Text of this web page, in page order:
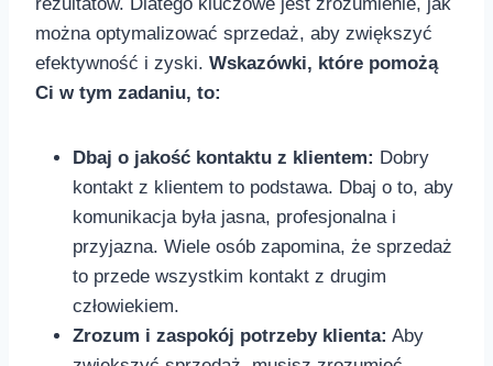
można optymalizować⁤ sprzedaż, ​aby zwiększyć
efektywność ‌i zyski. Wskazówki, które pomożą
Ci w ⁣tym zadaniu, to:
Dbaj o jakość‍ kontaktu z klientem: Dobry
kontakt z klientem to podstawa. Dbaj o to, aby
komunikacja była jasna, profesjonalna i
przyjazna. Wiele osób zapomina, że sprzedaż
to ⁤przede wszystkim kontakt z drugim
człowiekiem. ⁤
Zrozum i zaspokój potrzeby klienta: Aby